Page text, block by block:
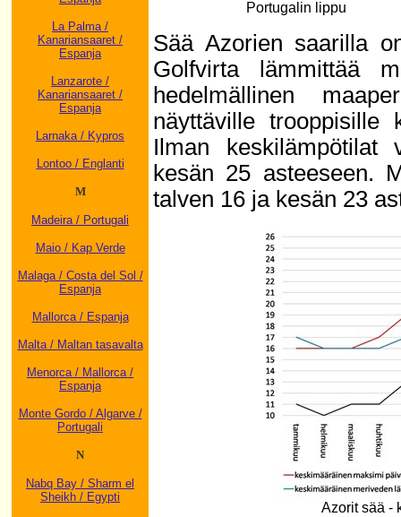
La Palma /
Kanariansaaret /
Espanja
Lanzarote /
Kanariansaaret /
Espanja
Larnaka / Kypros
Lontoo / Englanti
M
Madeira / Portugali
Maio / Kap Verde
Malaga / Costa del Sol /
Espanja
Mallorca / Espanja
Malta / Maltan tasavalta
Menorca / Mallorca /
Espanja
Monte Gordo / Algarve /
Portugali
N
Nabq Bay / Sharm el
Sheikh / Egypti
Portugalin lippu
Sää Azorien saarilla
Golfvirta lämmittää
hedelmällinen
näyttäville trooppisille
Ilman keskilämpötilat
kesän 25 asteeseen.
talven 16 ja kesän 23
Azorit sää -